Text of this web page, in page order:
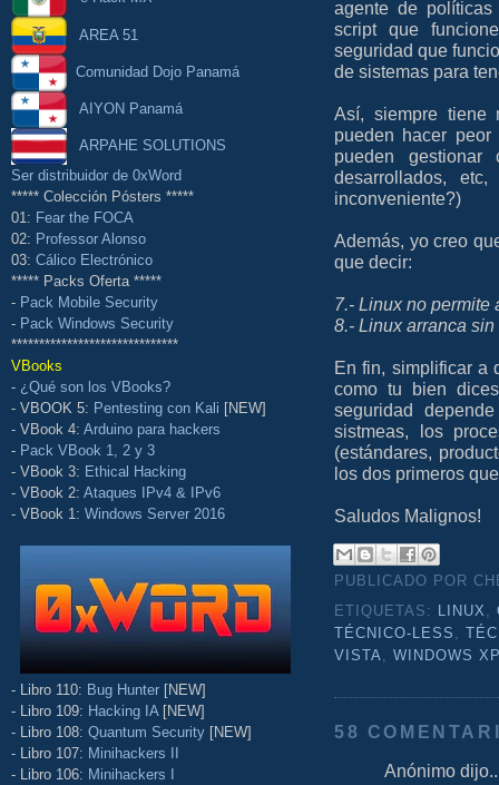
AREA 51
Comunidad Dojo Panamá
AIYON Panamá
ARPAHE SOLUTIONS
Ser distribuidor de 0xWord
***** Colección Pósters *****
01: Fear the FOCA
02: Professor Alonso
03: Cálico Electrónico
***** Packs Oferta *****
- Pack Mobile Security
- Pack Windows Security
******************************
VBooks
- ¿Qué son los VBooks?
- VBOOK 5: Pentesting con Kali [NEW]
- VBook 4: Arduino para hackers
- Pack VBook 1, 2 y 3
- VBook 3: Ethical Hacking
- VBook 2: Ataques IPv4 & IPv6
- VBook 1: Windows Server 2016
- Libro 110: Bug Hunter [NEW]
- Libro 109: Hacking IA [NEW]
- Libro 108: Quantum Security [NEW]
- Libro 107: Minihackers II
- Libro 106: Minihackers I
agente de
script que
seguridad que
de sistemas para
Así, siempre tiene
pueden hacer
pueden gestionar
desarrollados,
inconveniente?)
Además, yo creo
que decir:
7.- Linux no permite
8.- Linux arranca
En fin, simplificar a
como tu bien
seguridad
sistmeas, los
(estándares,
los dos primeros
Saludos Malignos!
PUBLICADO POR
ETIQUETAS:
LINUX ,
TÉCNICO-LESS ,
VISTA,WINDOWS
58
Anónimo